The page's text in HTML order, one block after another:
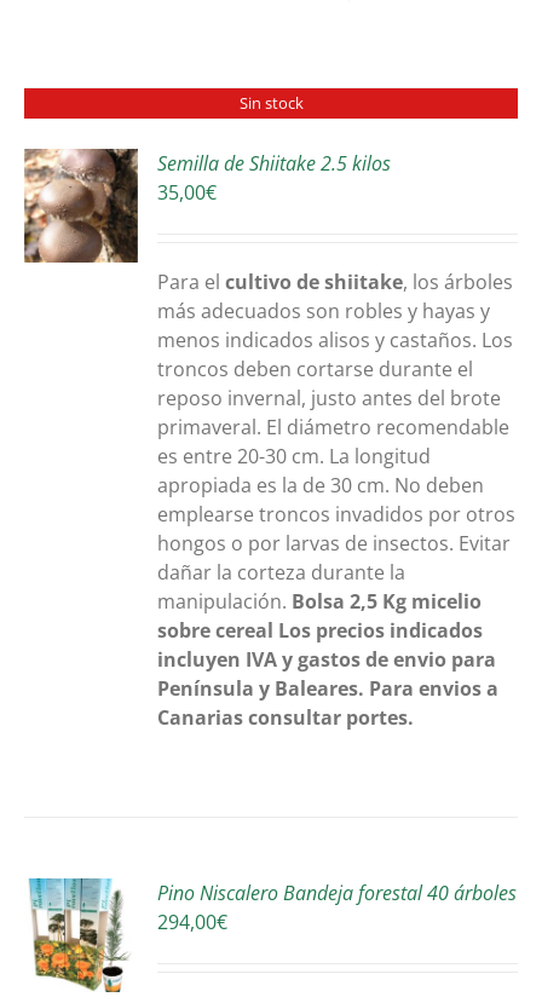
Sin stock
Semilla de Shiitake 2.5 kilos
35,00€
Para elcultivo de shiitake, los árboles
más adecuados son robles y hayas y
menos indicados alisos y castaños. Los
troncos deben cortarse durante el
reposo invernal, justo antes del brote
primaveral. El diámetro recomendable
es entre 20-30 cm. La longitud
apropiada es la de 30 cm. No deben
emplearse troncos invadidos por otros
hongos o por larvas de insectos. Evitar
dañar la corteza durante la
manipulación. Bolsa 2,5 Kg micelio
sobre cereal Los precios indicados
incluyen IVA y gastos de envio para
Península y Baleares. Para envios a
Canarias consultar portes.
Pino Niscalero Bandeja forestal 40 árboles
294,00€